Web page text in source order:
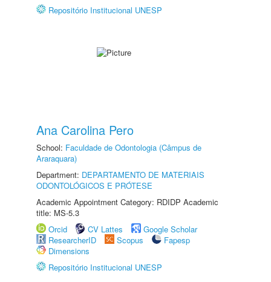
Repositório Institucional UNESP
Ana Carolina Pero
School: Faculdade de Odontologia (Câmpus de
Araraquara)
Department: DEPARTAMENTO DE MATERIAIS
ODONTOLÓGICOS E PRÓTESE
Academic Appointment Category: RDIDP Academic
title: MS-5.3
Orcid
CV Lattes
Google Scholar
ResearcherID
Scopus
Fapesp
Dimensions
Repositório Institucional UNESP